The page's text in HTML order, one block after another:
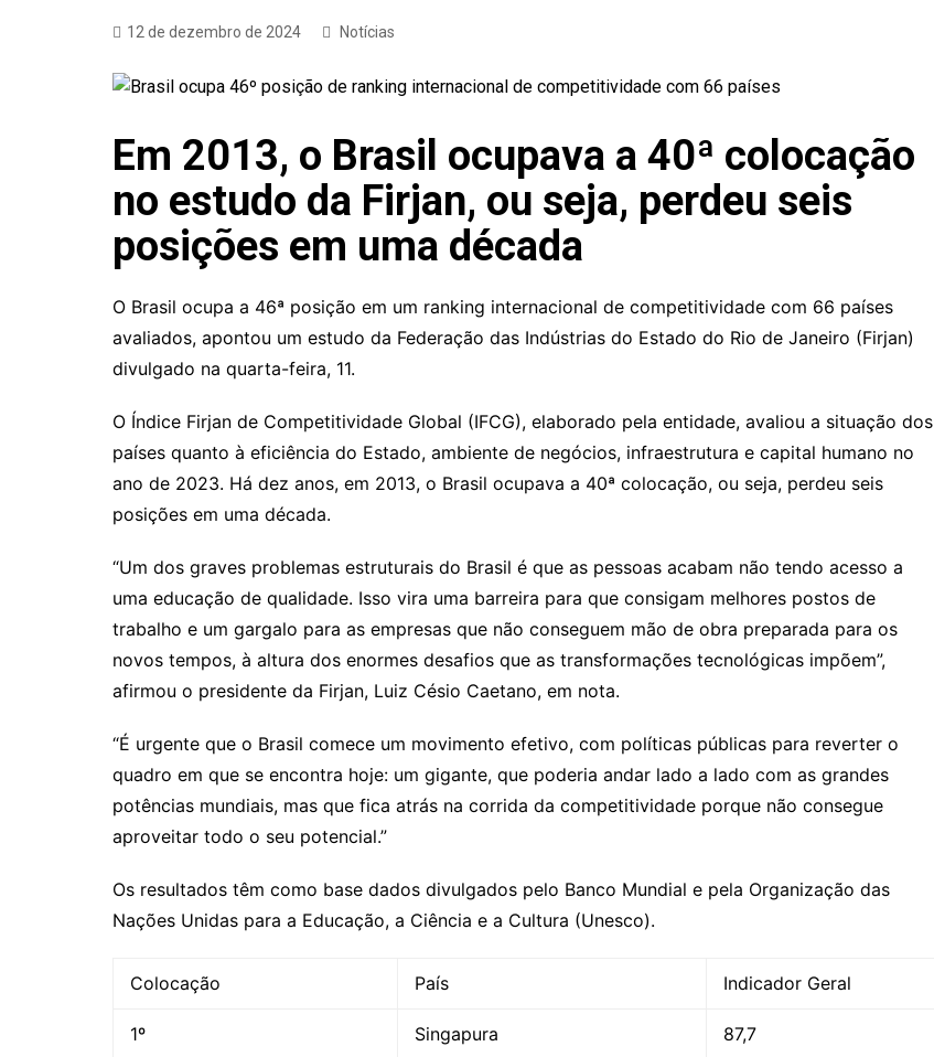
12 de dezembro de 2024 Notícias
Em 2013, o Brasil ocupava a 40ª colocação
no estudo da Firjan, ou seja, perdeu seis
posições em uma década
O Brasil ocupa a 46ª posição em um ranking internacional de competitividade com 66 países
avaliados, apontou um estudo da Federação das Indústrias do Estado do Rio de Janeiro (Firjan)
divulgado na quarta-feira, 11.
O Índice Firjan de Competitividade Global (IFCG), elaborado pela entidade, avaliou a situação dos
países quanto à eficiência do Estado, ambiente de negócios, infraestrutura e capital humano no
ano de 2023. Há dez anos, em 2013, o Brasil ocupava a 40ª colocação, ou seja, perdeu seis
posições em uma década.
“Um dos graves problemas estruturais do Brasil é que as pessoas acabam não tendo acesso a
uma educação de qualidade. Isso vira uma barreira para que consigam melhores postos de
trabalho e um gargalo para as empresas que não conseguem mão de obra preparada para os
novos tempos, à altura dos enormes desafios que as transformações tecnológicas impõem”,
afirmou o presidente da Firjan, Luiz Césio Caetano, em nota.
“É urgente que o Brasil comece um movimento efetivo, com políticas públicas para reverter o
quadro em que se encontra hoje: um gigante, que poderia andar lado a lado com as grandes
potências mundiais, mas que fica atrás na corrida da competitividade porque não consegue
aproveitar todo o seu potencial.”
Os resultados têm como base dados divulgados pelo Banco Mundial e pela Organização das
Nações Unidas para a Educação, a Ciência e a Cultura (Unesco).
Colocação País Indicador Geral
1º Singapura 87,7